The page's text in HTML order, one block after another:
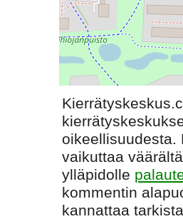
oikeellisuudesta.
vaikuttaa
ylläpidolle
kommentin
kannattaa